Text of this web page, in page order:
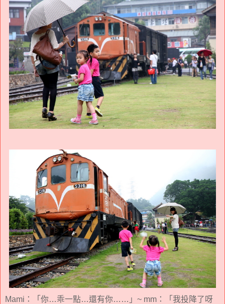
Mami：「你…乖一點…還有你……」~ mm：「我投降了呀